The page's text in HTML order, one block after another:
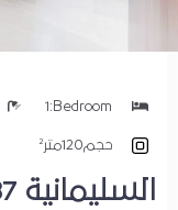
السليمانية RX-287
Bedroom:
1
حجم120متر²